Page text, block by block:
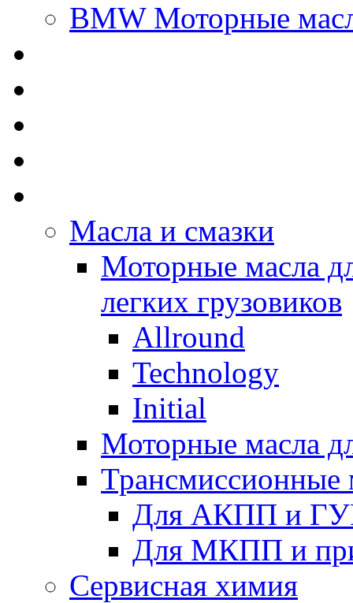
BMW Моторные
Масла и смазки
Моторные масла
легких грузовиков
Allround
Technology
Initial
Моторные масла
Трансмиссионные
Для АКПП и
Для МКПП и
Сервисная химия